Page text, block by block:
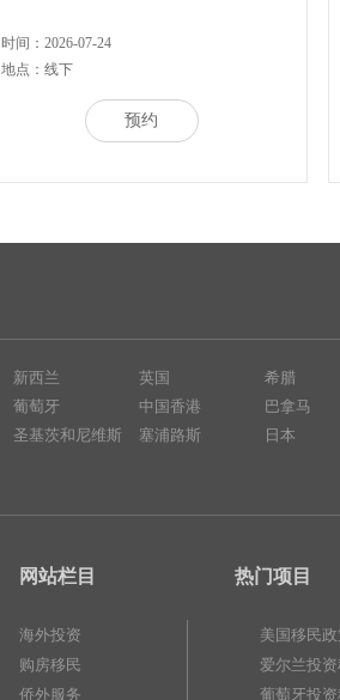
时间：2026-07-24
地点：线下
预约
新西兰
葡萄牙
圣基茨和尼维斯
英国
中国香港
塞浦路斯
希腊
巴拿马
日本
网站栏目
海外投资
购房移民
侨外服务
热门项目
美国移民政
爱尔兰投
葡萄牙投资